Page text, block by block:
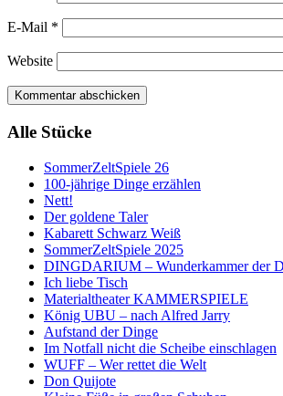
E-Mail *
Website
Alle Stücke
SommerZeltSpiele 26
100-jährige Dinge erzählen
Nett!
Der goldene Taler
Kabarett Schwarz Weiß
SommerZeltSpiele 2025
DINGDARIUM – Wunderkammer der
Ich liebe Tisch
Materialtheater KAMMERSPIELE
König UBU – nach Alfred Jarry
Aufstand der Dinge
Im Notfall nicht die Scheibe einschlagen
WUFF – Wer rettet die Welt
Don Quijote